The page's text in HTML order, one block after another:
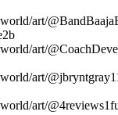
art/
art/
art/
art/